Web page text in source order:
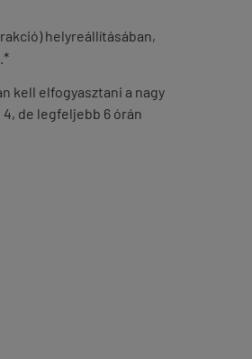
helyreállításában,
kell elfogyasztani a nagy
de legfeljebb 6 órán